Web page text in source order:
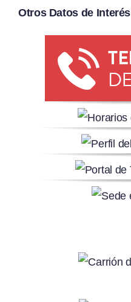
Otros Datos de Interés